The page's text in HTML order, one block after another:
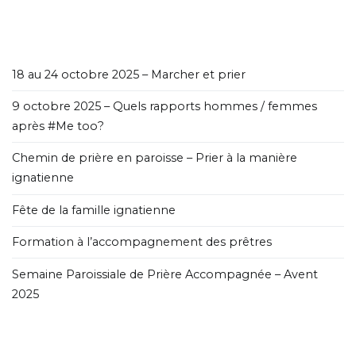
18 au 24 octobre 2025 – Marcher et prier
9 octobre 2025 – Quels rapports hommes / femmes
après #Me too?
Chemin de prière en paroisse – Prier à la manière
ignatienne
Fête de la famille ignatienne
Formation à l’accompagnement des prêtres
Semaine Paroissiale de Prière Accompagnée – Avent
2025